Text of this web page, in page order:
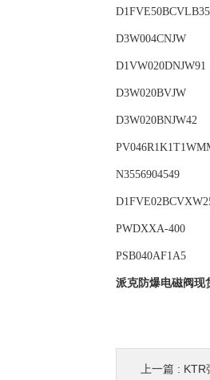
D1FVE50BCVLB35
D3W004CNJW
D1VW020DNJW91
D3W020BVJW
D3W020BNJW42
N3556904549
PWDXXA-400
PSB040AF1A5
派克防爆电磁阀现
上一篇 : KTR